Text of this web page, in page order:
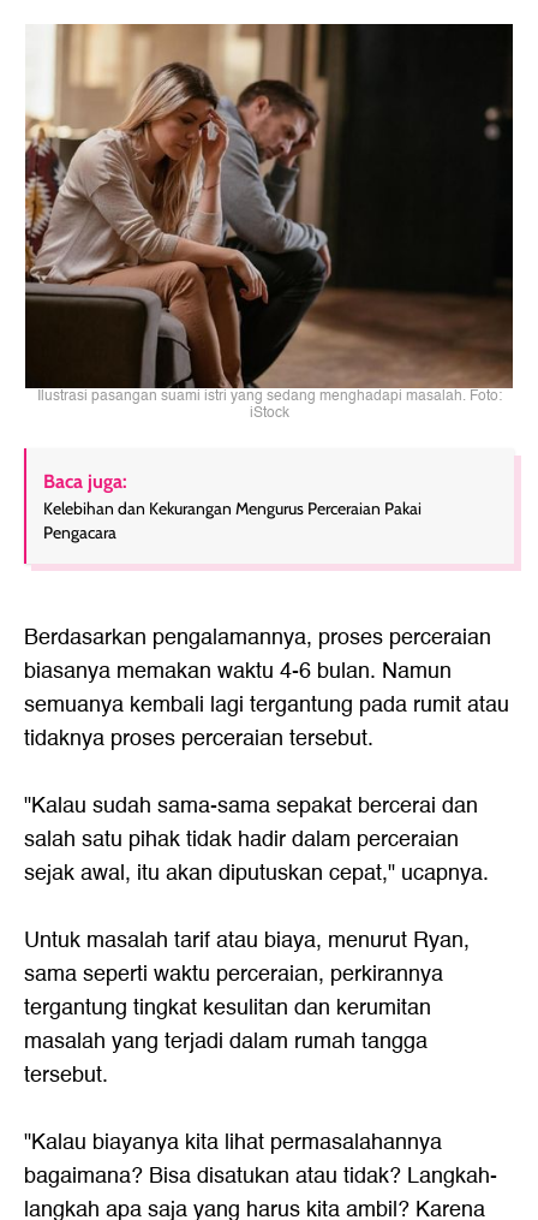
Ilustrasi pasangan suami istri yang sedang menghadapi masalah. Foto:
iStock
Baca juga:
Kelebihan dan Kekurangan Mengurus Perceraian Pakai
Pengacara
Berdasarkan pengalamannya, proses perceraian
biasanya memakan waktu 4-6 bulan. Namun
semuanya kembali lagi tergantung pada rumit atau
tidaknya proses perceraian tersebut.
"Kalau sudah sama-sama sepakat bercerai dan
salah satu pihak tidak hadir dalam perceraian
sejak awal, itu akan diputuskan cepat," ucapnya.
Untuk masalah tarif atau biaya, menurut Ryan,
sama seperti waktu perceraian, perkirannya
tergantung tingkat kesulitan dan kerumitan
masalah yang terjadi dalam rumah tangga
tersebut.
"Kalau biayanya kita lihat permasalahannya
bagaimana? Bisa disatukan atau tidak? Langkah-
langkah apa saja yang harus kita ambil? Karena